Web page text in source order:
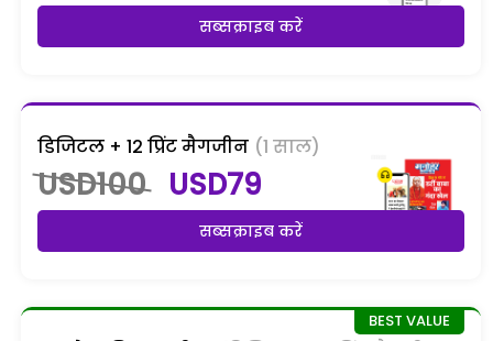
सब्सक्राइब करें
डिजिटल + 12 प्रिंट मैगजीन (1 साल)
USD100 USD79
सब्सक्राइब करें